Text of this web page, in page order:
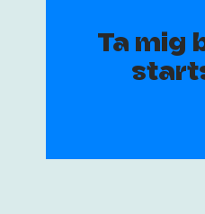
Ta mig